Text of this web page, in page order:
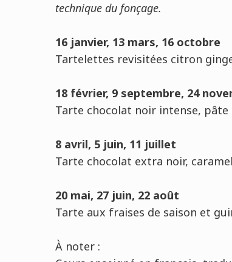
technique du fonçage.
16 janvier, 13 mars, 16 octobre
Tartelettes revisitées citron
18 février, 9 septembre, 24
Tarte chocolat noir intense, pâte
8 avril, 5 juin, 11 juillet
Tarte chocolat extra noir,
20 mai, 27 juin, 22 août
Tarte aux fraises de saison et
Ànoter :